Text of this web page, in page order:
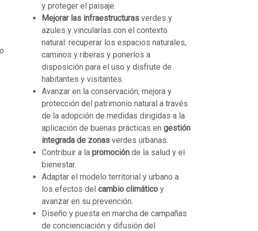
y proteger el paisaje.
Mejorar las infraestructurasverdes y
azules y vincularlas con el contexto
natural: recuperar los espacios naturales,
caminos y riberas y ponerlos a
disposición para el uso y disfrute de
habitantes y visitantes.
Avanzar en la conservación, mejora y
protección del patrimonio natural a través
de la adopción de medidas dirigidas a la
aplicación de buenas prácticas en gestión
integrada de zonasverdes urbanas.
Contribuir a la promociónde la salud y el
bienestar.
Adaptar el modelo territorial y urbano a
los efectos del cambio climáticoy
avanzar en su prevención.
Diseño y puesta en marcha de campañas
de concienciación y difusión del